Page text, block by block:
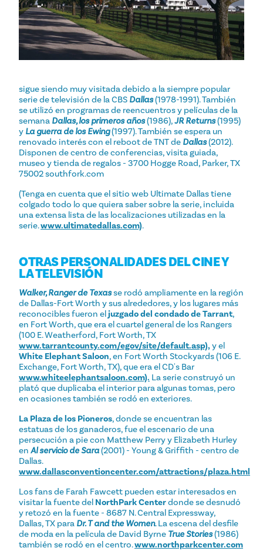
sigue siendo muy visitada debido a la siempre popular
serie de televisión de la CBS Dallas(1978-1991). También
se utilizó en programas de reencuentros y películas de la
semana Dallas, los primeros años(1986),JR Returns(1995)
y La guerra de los Ewing(1997). También se espera un
renovado interés con el reboot de TNT de Dallas(2012).
Disponen de centro de conferencias, visita guiada,
museo y tienda de regalos - 3700 Hogge Road, Parker, TX
75002 southfork.com
(Tenga en cuenta que el sitio web Ultimate Dallas tiene
colgado todo lo que quiera saber sobre la serie, incluida
una extensa lista de las localizaciones utilizadas en la
serie.www.ultimatedallas.com).
OTRAS PERSONALIDADES DEL CINE Y
LA TELEVISIÓN
Walker, Ranger de Texasse rodó ampliamente en la región
de Dallas-Fort Worth y sus alrededores, y los lugares más
reconocibles fueron eljuzgado del condado de Tarrant,
en Fort Worth, que era el cuartel general de los Rangers
(100 E. Weatherford, Fort Worth, TX
www.tarrantcounty.com/egov/site/default.asp),y el
White Elephant Saloon, en Fort Worth Stockyards (106 E.
Exchange, Fort Worth, TX), que era el CD's Bar
www.whiteelephantsaloon.com). La serie construyó un
plató que duplicaba el interior para algunas tomas, pero
en ocasiones también se rodó en exteriores.
La Plaza de los Pioneros, donde se encuentran las
estatuas de los ganaderos, fue el escenario de una
persecución a pie con Matthew Perry y Elizabeth Hurley
en Al servicio de Sara(2001) - Young & Griffith - centro de
Dallas.
www.dallasconventioncenter.com/attractions/plaza.html
Los fans de Farah Fawcett pueden estar interesados en
visitar la fuente del NorthPark Centerdonde se desnudó
y retozó en la fuente - 8687 N. Central Expressway,
Dallas, TX para Dr. T and the Women. La escena del desfile
de moda en la película de David Byrne True Stories(1986)
también se rodó en el centro.www.northparkcenter.com